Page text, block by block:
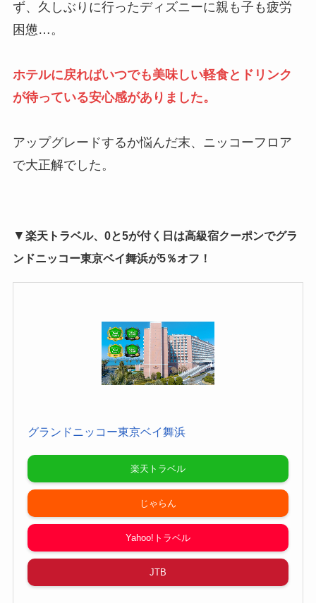
ず、久しぶりに行ったディズニーに親も子も疲労
困憊…。
ホテルに戻ればいつでも美味しい軽食とドリンク
が待っている安心感がありました。
アップグレードするか悩んだ末、ニッコーフロア
で大正解でした。
▼ 楽天トラベル、0と5が付く日は高級宿クーポンでグラ
ンドニッコー東京ベイ舞浜が5％オフ！
グランドニッコー東京ベイ舞浜
楽天トラベル
じゃらん
Yahoo!トラベル
JTB